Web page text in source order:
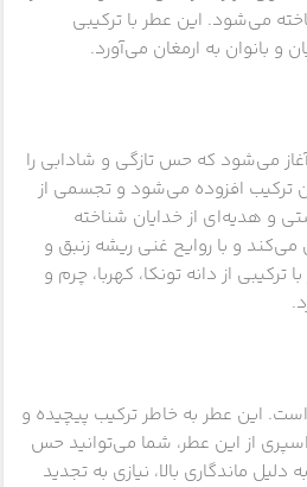
می‌شود. این عطر با ترکیبی
می‌شود که حس تازگی و شادابی را
ترکیب افزوده می‌شود و تجسمی از
و هدیه‌ای از خدایان شناخته
می‌کند و با روایح غنی ریشه زنبق و
از دانه تونکا، کهربا، چرم و
این عطر به خاطر ترکیب پیچیده و
از این عطر، شما می‌توانید حس
ماندگاری بالا، نیازی به تجدید